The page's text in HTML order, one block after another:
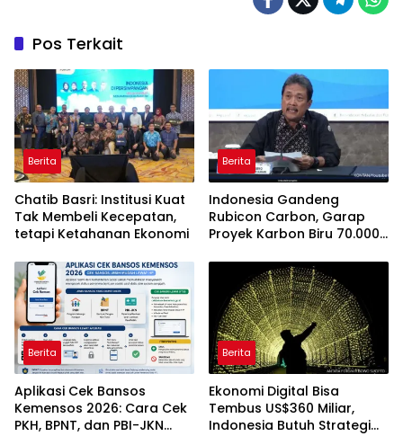
Pos Terkait
Berita
Chatib Basri: Institusi Kuat
Tak Membeli Kecepatan,
tetapi Ketahanan Ekonomi
Berita
Indonesia Gandeng
Rubicon Carbon, Garap
Proyek Karbon Biru 70.000
Berita
Aplikasi Cek Bansos
Kemensos 2026: Cara Cek
PKH, BPNT, dan PBI-JKN
Berita
Ekonomi Digital Bisa
Tembus US$360 Miliar,
Indonesia Butuh Strategi